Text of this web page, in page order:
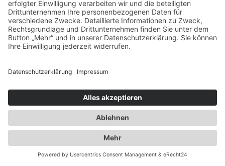
Nahverkehr Transport Rhein-Main
UK-Transporte
Lagerlogistik
Impressum
Datenschutzerklärung
Duwensee auf Facebook
Duwensee auf Instagram